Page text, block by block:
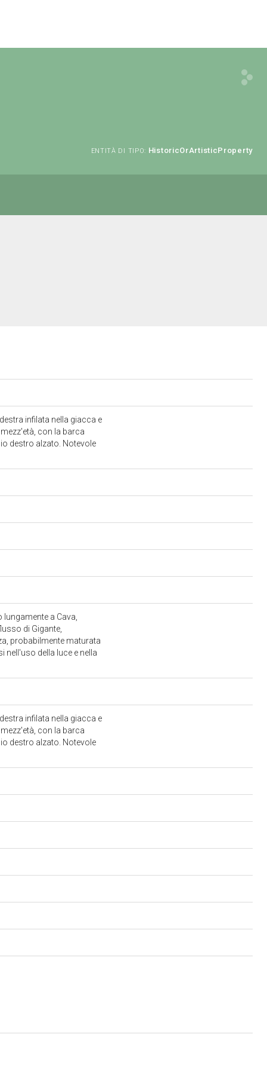
ENTITÀ DI TIPO: HistoricOrArtisticProperty
infilata nella giacca e
con la barca
destro alzato. Notevole
a Cava,
di Gigante,
probabilmente maturata
nell'uso della luce e nella
infilata nella giacca e
con la barca
destro alzato. Notevole